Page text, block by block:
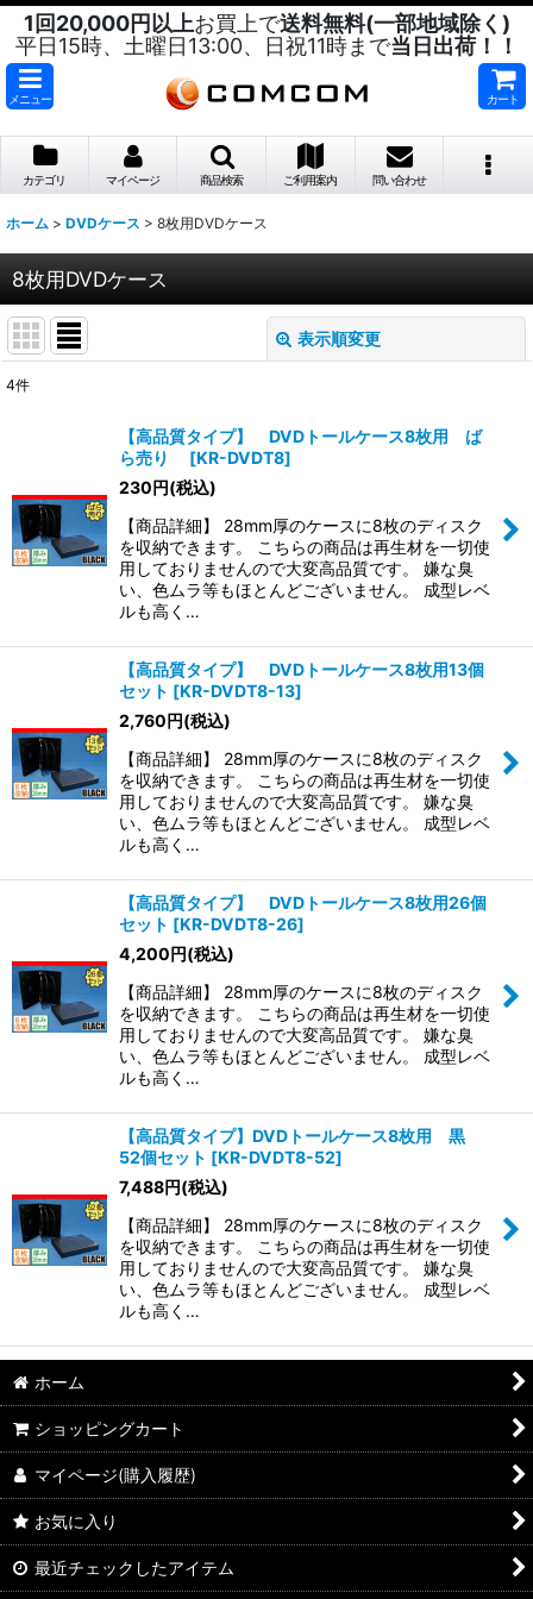
1回20,000円以上お買上で送料無料(一部地域除く)
平日15時、土曜日13:00、日祝11時まで当日出荷！！
メニュー カート
カテゴリ マイページ 商品検索 ご利用案内 問い合わせ
ホーム > DVDケース > 8枚用DVDケース
8枚用DVDケース
表示順変更
絞り込む
4件
【高品質タイプ】 DVDトールケース8枚用 ば
ら売り
[KR-DVDT8]
230円(税込)
【商品詳細】 28mm厚のケースに8枚のディスク
を収納できます。 こちらの商品は再生材を一切使
用しておりませんので大変高品質です。 嫌な臭
い、色ムラ等もほとんどございません。 成型レベ
ルも高く…
【高品質タイプ】 DVDトールケース8枚用13個
セット [KR-DVDT8-13]
2,760円(税込)
【商品詳細】 28mm厚のケースに8枚のディスク
を収納できます。 こちらの商品は再生材を一切使
用しておりませんので大変高品質です。 嫌な臭
い、色ムラ等もほとんどございません。 成型レベ
ルも高く…
【高品質タイプ】 DVDトールケース8枚用26個
セット [KR-DVDT8-26]
4,200円(税込)
【商品詳細】 28mm厚のケースに8枚のディスク
を収納できます。 こちらの商品は再生材を一切使
用しておりませんので大変高品質です。 嫌な臭
い、色ムラ等もほとんどございません。 成型レベ
ルも高く…
【高品質タイプ】DVDトールケース8枚用 黒
52個セット [KR-DVDT8-52]
7,488円(税込)
【商品詳細】 28mm厚のケースに8枚のディスク
を収納できます。 こちらの商品は再生材を一切使
用しておりませんので大変高品質です。 嫌な臭
い、色ムラ等もほとんどございません。 成型レベ
ルも高く…
ホーム
ショッピングカート
マイページ(購入履歴)
お気に入り
最近チェックしたアイテム